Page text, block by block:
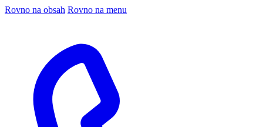
Rovno na obsah Rovno na menu